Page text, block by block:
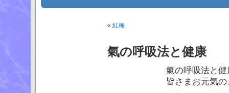
« 紅梅
氣の呼吸法と健康
氣の呼吸法と健康
皆さまお元気のこと